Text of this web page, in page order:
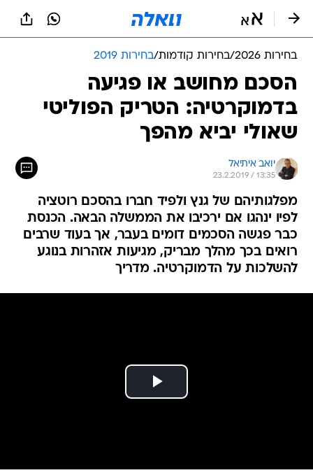
בחירות 2026 /בחירות קודמות/בחירות 2019
הסכם מחושב או פגיעה
בדמוקרטיה: הטריק הפוליטי
שאולי יביא מהפך
יואב איתיאל
23.2.2019 / 13:35
מפלגותיהם של גנץ ולפיד חברו בהסכם רוטציה
לפיו ינהגו אם ירכיבו את הממשלה הבאה. הכנסת
כבר פגשה הסכמים דומים בעבר, אך בעוד שרבים
רואים בכך מהלך מבריק, מגיעות אזהרות בנוגע
להשלכות על הדמוקרטיה. מדריך